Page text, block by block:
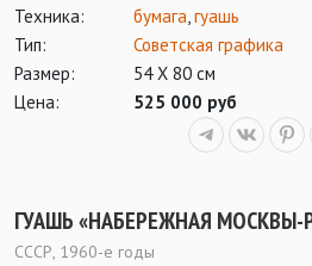
Техника:
бумага,гуашь
Тип:
Советская графика
Размер:
54 Х 80 см
Цена:
525 000 руб
ГУАШЬ «НАБЕРЕЖНАЯ МОСКВЫ-
СССР, 1960-е годы